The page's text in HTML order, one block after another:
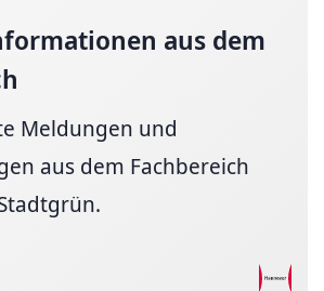
aus dem
Meldungen und
aus dem Fachbereich